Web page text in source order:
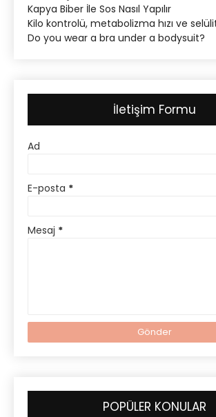
Kapya Biber İle Sos Nasıl Yapılır
Kilo kontrolü, metabolizma hızı ve
Do you wear a bra under a bodysuit?
İletişim Formu
Ad
E-posta *
Mesaj *
POPÜLER KONULAR